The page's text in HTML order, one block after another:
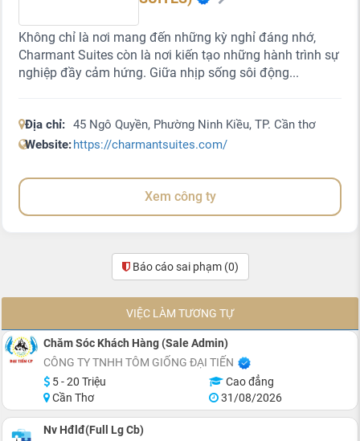
Không chỉ là nơi mang đến những kỳ nghỉ đáng nhớ,
Charmant Suites còn là nơi kiến tạo những hành trình sự
nghiệp đầy cảm hứng. Giữa nhịp sống sôi động...
Địa chỉ: 45 Ngô Quyền, Phường Ninh Kiều, TP. Cần thơ
Website:https://charmantsuites.com/
Xem công ty
Báo cáo sai phạm (0)
VIỆC LÀM TƯƠNG TỰ
Chăm Sóc Khách Hàng (Sale Admin)
CÔNG TY TNHH TÔM GIỐNG ĐẠI TIẾN
5 - 20 Triệu
Cao đẳng
Cần Thơ
31/08/2026
Nv Hđlđ(Full Lg Cb)